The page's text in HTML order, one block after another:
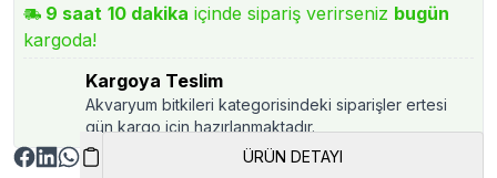
9 saat 10 dakika içinde sipariş verirseniz bugün
kargoda!
Kargoya Teslim
Akvaryum bitkileri kategorisindeki siparişler ertesi
gün kargo için hazırlanmaktadır.
ÜRÜN DETAYI